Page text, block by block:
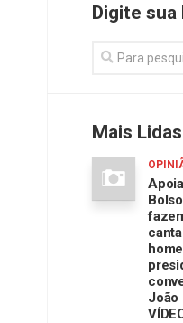
Digite sua
Mais Lidas
João